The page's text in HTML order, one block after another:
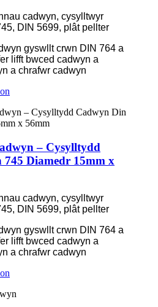
cadwyn, cysylltwyr
DIN 5699, plât pellter
gyswllt crwn DIN 764 a
lifft bwced cadwyn a
a chrafwr cadwyn
– Cysylltydd
Diamedr 15mm x
cadwyn, cysylltwyr
DIN 5699, plât pellter
gyswllt crwn DIN 764 a
lifft bwced cadwyn a
a chrafwr cadwyn